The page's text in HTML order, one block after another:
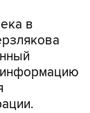
в
информацию